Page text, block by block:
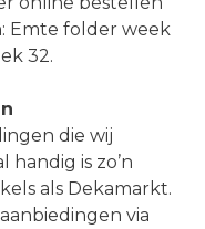
Emte folder week
32.
die wij
is zo’n
als Dekamarkt.
via